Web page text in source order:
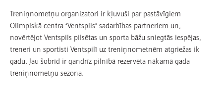
Treniņnometņu organizatori ir kļuvuši par pastāvīgiem
Olimpiskā centra “Ventspils” sadarbības partneriem un,
novērtējot Ventspils pilsētas un sporta bāžu sniegtās iespējas,
treneri un sportisti Ventspilī uz treniņnometnēm atgriežas ik
gadu. Jau šobrīd ir gandrīz pilnībā rezervēta nākamā gada
treniņnometņu sezona.